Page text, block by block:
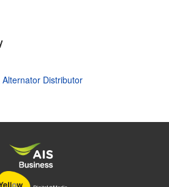
Distributor